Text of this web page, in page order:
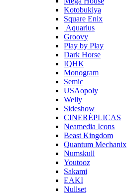
Kotobukiya
Square Enix
Aquarius
Groovy
Play by Play
Dark Horse
IQHK
Monogram
Semic
USAopoly
Welly
Sideshow
CINERÉPLICAS
Neamedia Icons
Beast Kingdom
Quantum Mechanix
Numskull
Youtooz
Sakami
EAKI
Nullset